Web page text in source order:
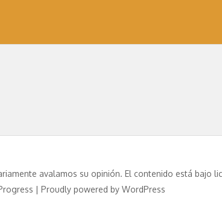
avalamos su opinión. El contenido está bajo
| Proudly powered by WordPress